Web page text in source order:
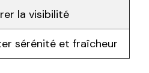
la visibilité
sérénité et fraîcheur